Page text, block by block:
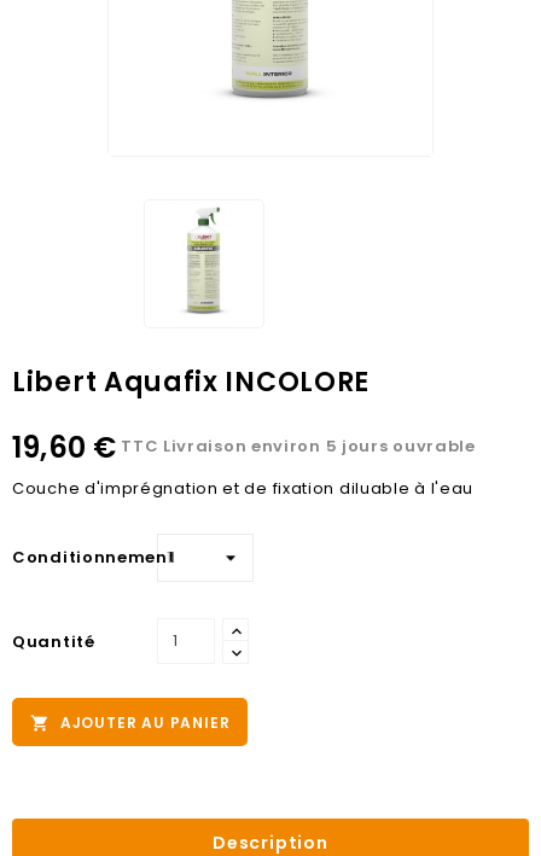
Libert Aquafix INCOLORE
19,60 € TTC Livraison environ 5 jours ouvrable
Couche d'imprégnation et de fixation diluable à l'eau
Conditionnement
Quantité
 AJOUTER AU PANIER
Description